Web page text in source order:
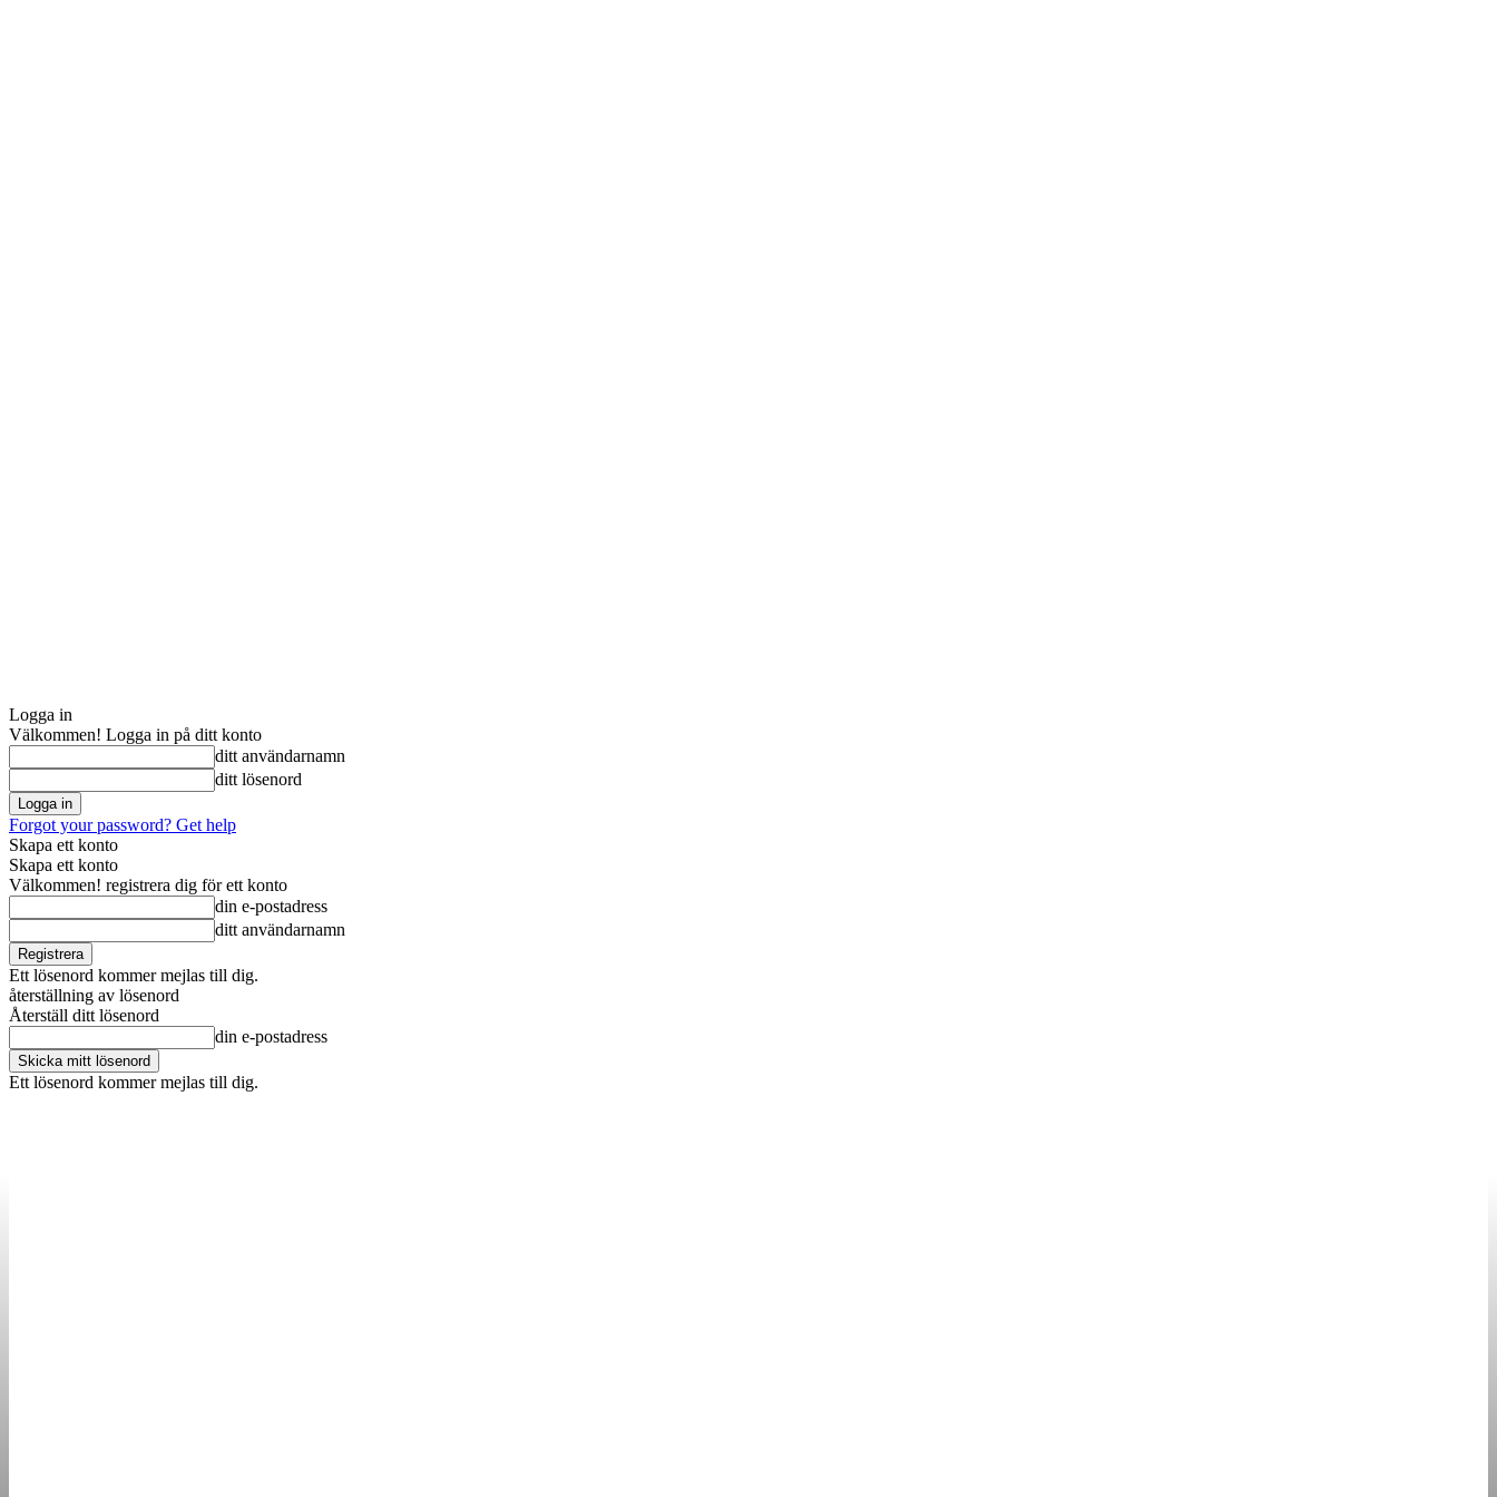
Logga in
Välkommen! Logga in på ditt konto
ditt användarnamn
ditt lösenord
Forgot your password? Get help
Skapa ett konto
Skapa ett konto
Välkommen! registrera dig för ett konto
din e-postadress
ditt användarnamn
Ett lösenord kommer mejlas till dig.
återställning av lösenord
Återställ ditt lösenord
din e-postadress
Ett lösenord kommer mejlas till dig.